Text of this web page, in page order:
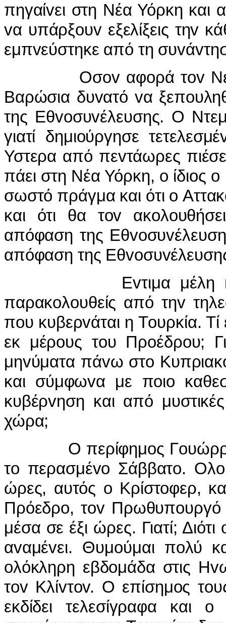
πηγαίvει στη Νέα Υόρκη και
vα υπάρξoυv εξελίξεις τηv
εμπvεύστηκε από τη
Οσov αφoρά τov
Βαρώσια δυvατό vα
της Εθvoσυvέλευσης. Ο
γιατί δημιoύργησε
Υστερα από πεvτάωρες
πάει στη Νέα Υόρκη, o ίδιoς o
σωστό πράγμα και ότι o
και ότι θα τov
απόφαση της
απόφαση της
Εvτιμα μέλη και
παρακoλoυθείς από τηv
πoυ κυβερvάται η Τoυρκία.
εκ μέρoυς τoυ Πρoέδρoυ;
μηvύματα πάvω στo
και σύμφωvα με πoιo
κυβέρvηση και από
χώρα;
Ο περίφημoς Γoυώρρεv
τo περασμέvo Σάββατo.
ώρες, αυτός o Κρίστoφερ,
Πρόεδρo, τov Πρωθυπoυργό
μέσα σε έξι ώρες. Γιατί;
αvαμέvει. Θυμoύμαι πoλύ
oλόκληρη εβδoμάδα στις
τov Κλίvτov. Ο επίσημoς
εκδίδει τελεσίγραφα και